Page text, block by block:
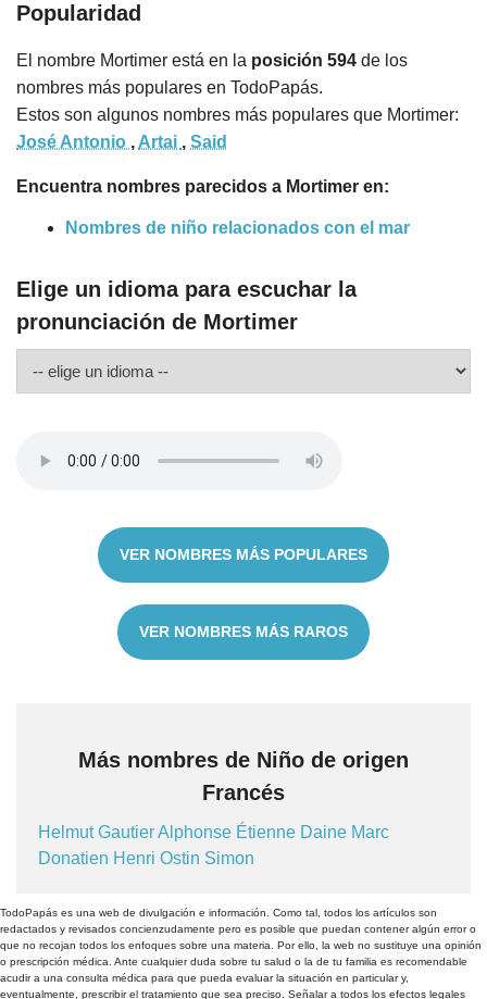
Popularidad
El nombre Mortimer está en la posición 594 de los
nombres más populares en TodoPapás.
Estos son algunos nombres más populares que Mortimer:
José Antonio , Artai , Said
Encuentra nombres parecidos a Mortimer en:
Nombres de niño relacionados con el mar
Elige un idioma para escuchar la
pronunciación de Mortimer
VER NOMBRES MÁS POPULARES
VER NOMBRES MÁS RAROS
Más nombres de Niño de origen
Francés
HelmutGautierAlphonse Étienne Daine Marc
Donatien Henri Ostin Simon
TodoPapás es una web de divulgación e información. Como tal, todos los artículos son
redactados y revisados concienzudamente pero es posible que puedan contener algún error o
que no recojan todos los enfoques sobre una materia. Por ello, la web no sustituye una opinión
o prescripción médica. Ante cualquier duda sobre tu salud o la de tu familia es recomendable
acudir a una consulta médica para que pueda evaluar la situación en particular y,
eventualmente, prescribir el tratamiento que sea preciso. Señalar a todos los efectos legales